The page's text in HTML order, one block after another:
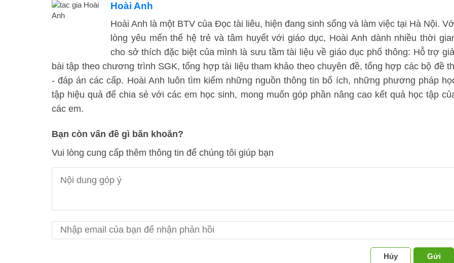
Hoài Anh
Hoài Anh là một BTV của Đọc tài liêu, hiện đang sinh sống và làm việc tại Hà Nội.
lòng yêu mến thế hệ trẻ và tâm huyết với giáo dục, Hoài Anh dành nhiều thời
cho sở thích đặc biệt của mình là sưu tầm tài liệu về giáo dục phổ thông: Hỗ trợ
bài tập theo chương trình SGK, tổng hợp tài liệu tham khảo theo chuyên đề, tổng hợp các bộ đề
- đáp án các cấp. Hoài Anh luôn tìm kiếm những nguồn thông tin bổ ích, những phương pháp
tập hiệu quả để chia sẻ với các em học sinh, mong muốn góp phần nâng cao kết quả học tập
các em.
Bạn còn vấn đề gì băn khoăn?
Vui lòng cung cấp thêm thông tin để chúng tôi giúp bạn
Hủy Gửi